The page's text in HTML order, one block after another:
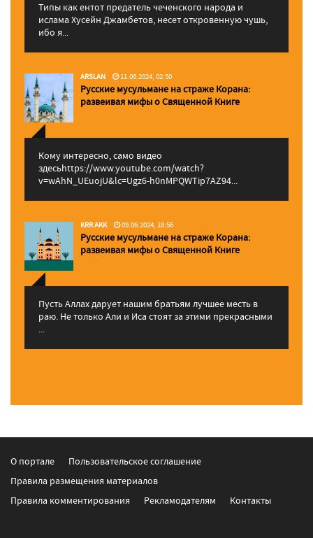
Типы как ентот предатель чеченского народа и
ислама Хусейн Джамбетов, несет откровенную чушь,
ибо я...
ARSLAN 11.06.2024, 02:50
Русские мусульмане на страже Корана:
pазвеивая мифы о Священной Книге
Кому интересно, само видео
здесьhttps://www.youtube.com/watch?
v=wAhN_UEuojU&lc=Ugz6-h0nMPQWTip7AZ94...
KRR AKK 09.06.2024, 18:56
Русские мусульмане на страже Корана:
pазвеивая мифы о Священной Книге
Пусть Аллах дарует нашим братьям лучшее месть в
раю. Не только Али и Иса стоят за этими прекрасными
...
О портале
Пользовательское соглашение
Правила размещения материалов
Правила комментирования
Рекламодателям Контакты